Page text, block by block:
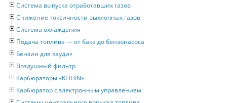
Система выпуска отработавших газов
Снижение токсичности выхлопных газов
Система охлаждения
Подача топлива — от бака до бензонасоса
Бензин для «ауди»
Воздушный фильтр
Карбюраторы «KEIHIN»
Карбюратор с электронным управлением